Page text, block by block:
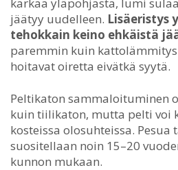
jäätyy uudelleen. Lisäeristys
tehokkain keino ehkäistä
paremmin kuin
hoitavat oiretta eivätkä syytä.
Peltikaton sammaloituminen
kuin tiilikaton, mutta pelti voi
kosteissa olosuhteissa.
suositellaan noin 15–20
kunnon mukaan.